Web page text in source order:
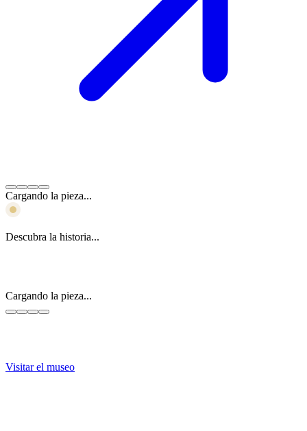
Cargando la pieza...
Descubra la historia...
Cargando la pieza...
Visitar el museo